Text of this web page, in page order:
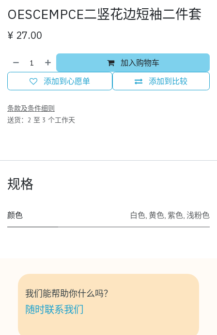
OESCEMPCE二竖花边短袖二件套
¥ 27.00
加入购物车
添加到比较
添加到心愿单
条款及条件细则
送货：2 至 3 个工作天
规格
颜色 白色 黄色 紫色 浅粉色
我们能帮助你什么吗？
随时联系我们